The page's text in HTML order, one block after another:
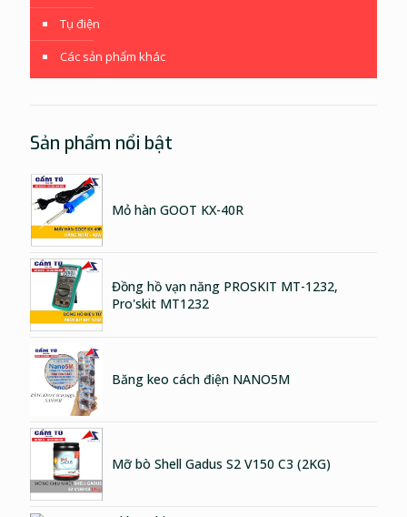
Tụ điện
Các sản phẩm khác
Sản phẩm nổi bật
Mỏ hàn GOOT KX-40R
Đồng hồ vạn năng PROSKIT MT-1232,
Pro'skit MT1232
Băng keo cách điện NANO5M
Mỡ bò Shell Gadus S2 V150 C3 (2KG)